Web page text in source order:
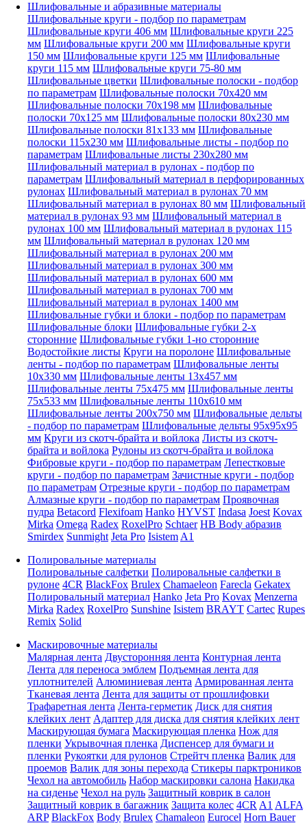
Шлифовальные и абразивные материалы
Шлифовальные круги - подбор по параметрам
Шлифовальные круги 406 мм Шлифовальные круги 225
мм Шлифовальные круги 200 мм Шлифовальные круги
150 мм Шлифовальные круги 125 мм Шлифовальные
круги 115 мм Шлифовальные круги 75-80 мм
Шлифовальные цветки Шлифовальные полоски - подбор
по параметрам Шлифовальные полоски 70x420 мм
Шлифовальные полоски 70x198 мм Шлифовальные
полоски 70x125 мм Шлифовальные полоски 80x230 мм
Шлифовальные полоски 81x133 мм Шлифовальные
полоски 115x230 мм Шлифовальные листы - подбор по
параметрам Шлифовальные листы 230x280 мм
Шлифовальный материал в рулонах - подбор по
параметрам Шлифовальный материал в перфорированных
рулонах Шлифовальный материал в рулонах 70 мм
Шлифовальный материал в рулонах 80 мм Шлифовальный
материал в рулонах 93 мм Шлифовальный материал в
рулонах 100 мм Шлифовальный материал в рулонах 115
мм Шлифовальный материал в рулонах 120 мм
Шлифовальный материал в рулонах 200 мм
Шлифовальный материал в рулонах 300 мм
Шлифовальный материал в рулонах 600 мм
Шлифовальный материал в рулонах 700 мм
Шлифовальный материал в рулонах 1400 мм
Шлифовальные губки и блоки - подбор по параметрам
Шлифовальные блоки Шлифовальные губки 2-х
сторонние Шлифовальные губки 1-но сторонние
Водостойкие листы Круги на поролоне Шлифовальные
ленты - подбор по параметрам Шлифовальные ленты
10x330 мм Шлифовальные ленты 13x457 мм
Шлифовальные ленты 75x475 мм Шлифовальные ленты
75x533 мм Шлифовальные ленты 110x610 мм
Шлифовальные ленты 200x750 мм Шлифовальные дельты
- подбор по параметрам Шлифовальные дельты 95x95x95
мм Круги из скотч-брайта и войлока Листы из скотч-
брайта и войлока Рулоны из скотч-брайта и войлока
Фибровые круги - подбор по параметрам Лепестковые
круги - подбор по параметрам Зачистные круги - подбор
по параметрам Отрезные круги - подбор по параметрам
Алмазные круги - подбор по параметрам Проявочная
пудра Betacord Flexifoam Hanko HYVST Indasa Joest Kovax
Mirka Omega Radex RoxelPro Schtaer HB Body абразив
Smirdex Sunmight Jeta Pro Isistem A1
Полировальные материалы
Полировальные салфетки Полировальные салфетки в
рулоне 4CR BlackFox Brulex Chamaeleon Farecla Gekatex
Полировальный материал Hanko Jeta Pro Kovax Menzerna
Mirka Radex RoxelPro Sunshine Isistem BRAYT Cartec Rupes
Remix Solid
Маскировочные материалы
Малярная лента Двусторонняя лента Контурная лента
Лента для переноса эмблем Подъемная лента для
уплотнителей Алюминиевая лента Армированная лента
Тканевая лента Лента для защиты от прошлифовки
Трафаретная лента Лента-герметик Диск для снятия
клейких лент Адаптер для диска для снятия клейких лент
Маскирующая бумага Маскирующая пленка Нож для
пленки Укрывочная пленка Диспенсер для бумаги и
пленки Рукоятки для рулонов Стрейтч пленка Валик для
проемов Валик для зоны перехода Стикеры парктроников
Чехол на автомобиль Набор маскировки салона Накидка
на сиденье Чехол на руль Защитный коврик в салон
Защитный коврик в багажник Защита колес 4CR A1 ALFA
ARP BlackFox Body Brulex Chamaleon Eurocel Horn Bauer